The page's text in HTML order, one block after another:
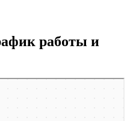
работы и